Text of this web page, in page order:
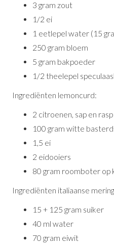
3 gram zout
1/2 ei
1 eetlepel water (15
250 gram bloem
5 gram bakpoeder
1/2 theelepel
Ingrediënten lemoncurd:
2 citroenen, sap en rasp
100 gram witte
1,5 ei
2 eidooiers
80 gram roomboter
Ingrediënten italiaanse
15 + 125 gram suiker
40 ml water
70 gram eiwit